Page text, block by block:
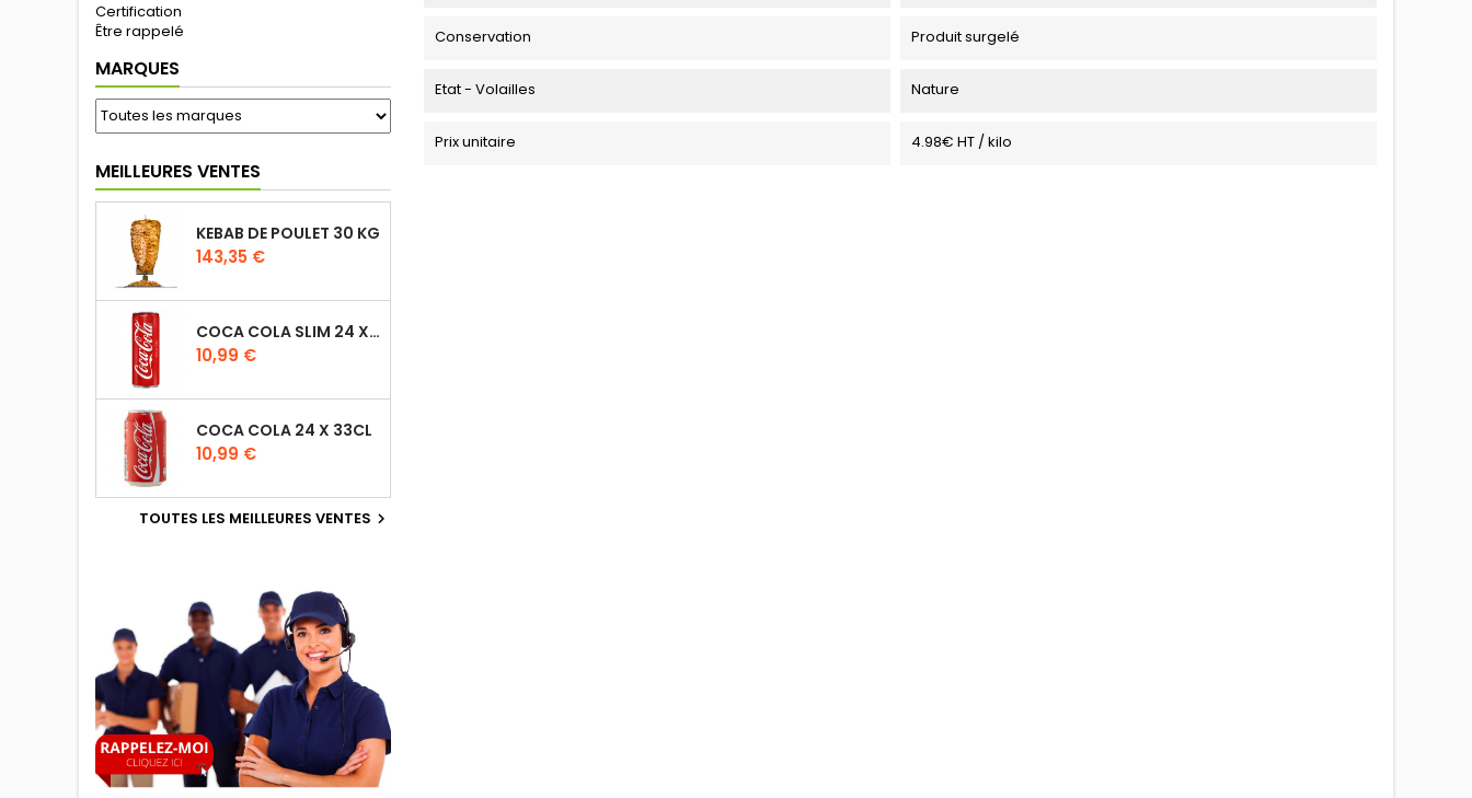
Certification
Être rappelé
MARQUES
MEILLEURES VENTES
KEBAB DE POULET 30 KG
143,35 €
COCA COLA SLIM 24 X 33CL
10,99 €
COCA COLA 24 X 33CL
10,99 €
TOUTES LES MEILLEURES VENTES 
Conservation Produit surgelé
Etat - Volailles Nature
Prix unitaire 4.98€ HT / kilo